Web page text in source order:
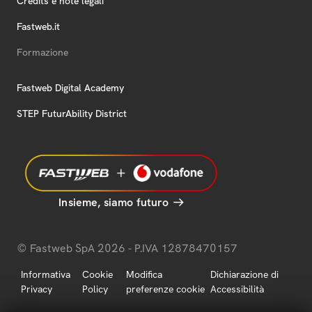
Fastweb.it
Formazione
Fastweb Digital Academy
STEP FuturAbility District
Insieme, siamo futuro
© Fastweb SpA 2026 - P.IVA 12878470157
Informativa
Privacy
Cookie
Policy
Modifica
preferenze cookie
Dichiarazione di
Accessibilità